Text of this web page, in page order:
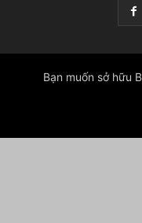
Bạn muốn sở hữu